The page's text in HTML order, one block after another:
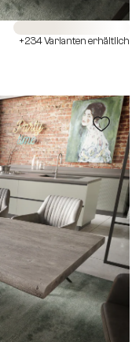
+234 Varianten erhältlich